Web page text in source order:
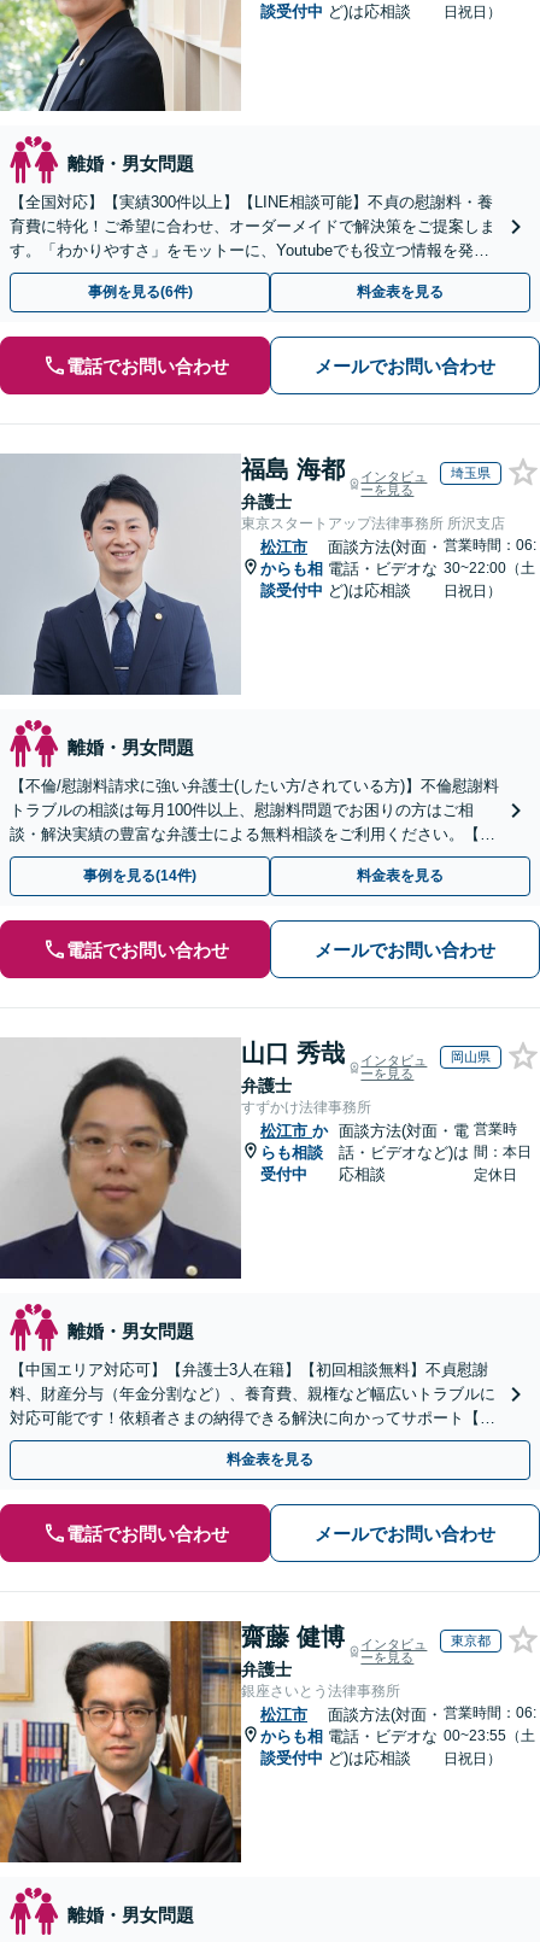
談受付中 ど)は応相談
日祝日）
離婚・男女問題
【全国対応】【実績300件以上】【LINE相談可能】不貞の慰謝料・養
育費に特化！ご希望に合わせ、オーダーメイドで解決策をご提案しま
す。「わかりやすさ」をモットーに、Youtubeでも役立つ情報を発信
中【初回相談無料】【土日対応可】
事例を見る(6件) 料金表を見る
電話でお問い合わせ メールでお問い合わせ
福島 海都
弁護士
インタビュ
ーを見る
埼玉県
東京スタートアップ法律事務所 所沢支店
松江市
からも相
談受付中
面談方法(対面・
電話・ビデオな
ど)は応相談
営業時間：06:
30~22:00（土
日祝日）
離婚・男女問題
【不倫/慰謝料請求に強い弁護士(したい方/されている方)】不倫慰謝料
トラブルの相談は毎月100件以上、慰謝料問題でお困りの方はご相
談・解決実績の豊富な弁護士による無料相談をご利用ください。【不
倫相談は初回0円】【全国対応】
事例を見る(14件) 料金表を見る
電話でお問い合わせ メールでお問い合わせ
山口 秀哉
弁護士
インタビュ
ーを見る
岡山県
すずかけ法律事務所
松江市 か
らも相談
受付中
面談方法(対面・電
話・ビデオなど)は
応相談
営業時
間：本日
定休日
離婚・男女問題
【中国エリア対応可】【弁護士3人在籍】【初回相談無料】不貞慰謝
料、財産分与（年金分割など）、養育費、親権など幅広いトラブルに
対応可能です！依頼者さまの納得できる解決に向かってサポート【土
日祝／夜間対応可】【当日／電話相談可】
料金表を見る
電話でお問い合わせ メールでお問い合わせ
齋藤 健博
弁護士
インタビュ
ーを見る
東京都
銀座さいとう法律事務所
松江市
からも相
談受付中
面談方法(対面・
電話・ビデオな
ど)は応相談
営業時間：06:
00~23:55（土
日祝日）
離婚・男女問題